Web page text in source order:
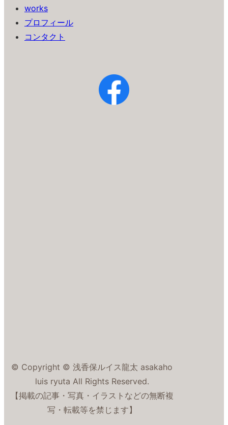
works
プロフィール
コンタクト
© Copyright © 浅香保ルイス龍太 asakaho
luis ryuta All Rights Reserved.
【掲載の記事・写真・イラストなどの無断複
写・転載等を禁じます】